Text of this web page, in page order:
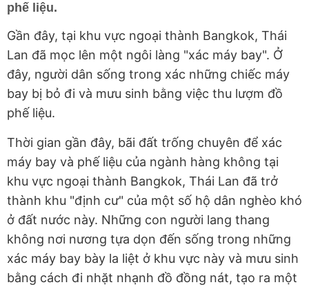
phế liệu.
Gần đây, tại khu vực ngoại thành Bangkok, Thái
Lan đã mọc lên một ngôi làng "xác máy bay". Ở
đây, người dân sống trong xác những chiếc máy
bay bị bỏ đi và mưu sinh bằng việc thu lượm đồ
phế liệu.
Thời gian gần đây, bãi đất trống chuyên để xác
máy bay và phế liệu của ngành hàng không tại
khu vực ngoại thành Bangkok, Thái Lan đã trở
thành khu "định cư" của một số hộ dân nghèo khó
ở đất nước này. Những con người lang thang
không nơi nương tựa dọn đến sống trong những
xác máy bay bày la liệt ở khu vực này và mưu sinh
bằng cách đi nhặt nhạnh đồ đồng nát, tạo ra một